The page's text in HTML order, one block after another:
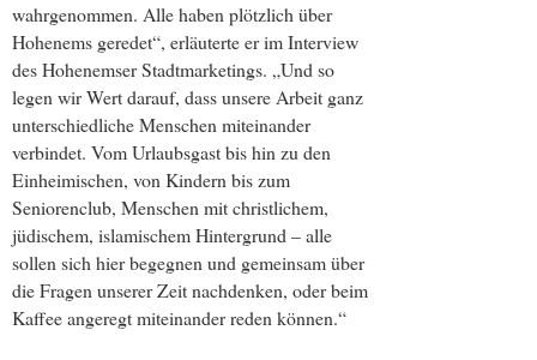
wahrgenommen. Alle haben plötzlich über
Hohenems geredet“, erläuterte er im Interview
des Hohenemser Stadtmarketings. „Und so
legen wir Wert darauf, dass unsere Arbeit ganz
unterschiedliche Menschen miteinander
verbindet. Vom Urlaubsgast bis hin zu den
Einheimischen, von Kindern bis zum
Seniorenclub, Menschen mit christlichem,
jüdischem, islamischem Hintergrund – alle
sollen sich hier begegnen und gemeinsam über
die Fragen unserer Zeit nachdenken, oder beim
Kaffee angeregt miteinander reden können.“